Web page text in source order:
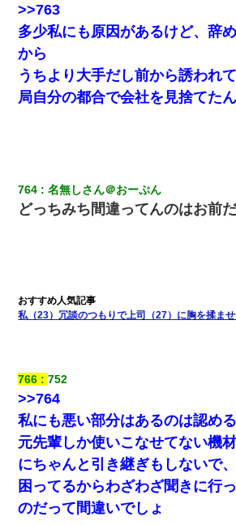
ＤＮＡ検査『血縁関係０％』旦那「やっ
嫁「本当に身に覚えがない」「なにかの間
だ！」→ 嫁「あっ」
同じマンションに住んでる女性が鍵をわか
ている事に気づいた俺「忍びこんでみよ
>>763
多少私にも原因があるけど、辞
から
うちより大手だし前から誘われ
局自分の都合で会社を見捨てた
764 名無しさん＠おーぷん
どっちみち間違ってんのはお前だ
私（23）冗談のつもりで上司（27）に胸を揉ませ
766 752
>>764
私にも悪い部分はあるのは認め
元先輩しか使いこなせてない機
にちゃんと引き継ぎもしないで、
困ってるからわざわざ聞きに行
のだって間違いでしょ